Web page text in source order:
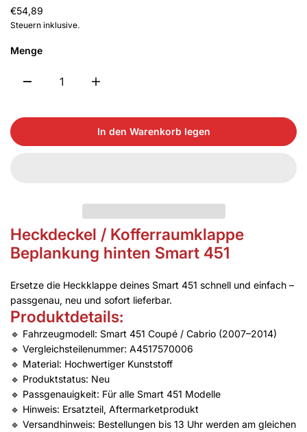
€54,89
Steuern inklusive.
Menge
In den Warenkorb legen
Heckdeckel / Kofferraumklappe
Beplankung hinten Smart 451
Ersetze die Heckklappe deines Smart 451 schnell und einfach –
passgenau, neu und sofort lieferbar.
Produktdetails:
🔹 Fahrzeugmodell: Smart 451 Coupé / Cabrio (2007–2014)
🔹 Vergleichsteilenummer: A4517570006
🔹 Material: Hochwertiger Kunststoff
🔹 Produktstatus: Neu
🔹 Passgenauigkeit: Für alle Smart 451 Modelle
🔹 Hinweis: Ersatzteil, Aftermarketprodukt
🔹 Versandhinweis: Bestellungen bis 13 Uhr werden am gleichen